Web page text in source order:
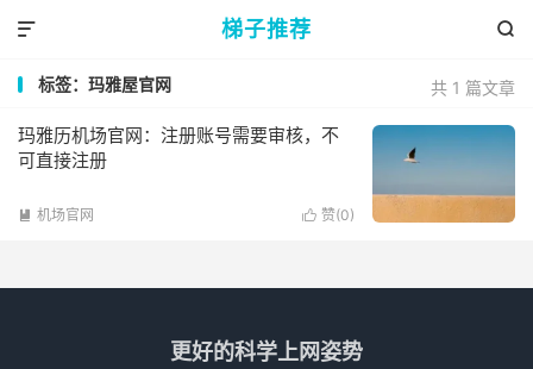
梯子推荐 

共 1 篇文章
标签：玛雅屋官网
玛雅历机场官网：注册账号需要审核，不
可直接注册
 赞(0)
 机场官网
更好的科学上网姿势